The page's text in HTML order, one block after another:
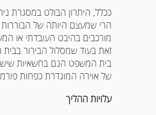
ככלל, היתרון הבולט במסגרת
הרי שמעצם היותה של הבוררות
מורכבים בהיבט העובדתי או
זאת בעוד שמסלול הבירור בבית
בית המשפט הנם בחשאיות שיש
של אוירה המוגדרת כפחות
עלויות ההליך